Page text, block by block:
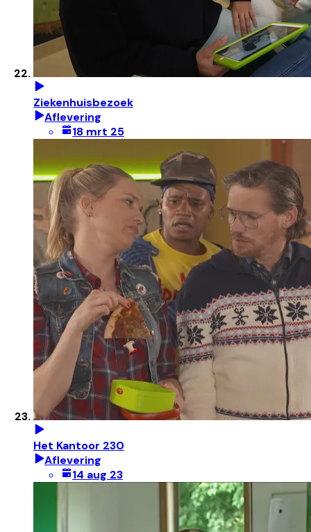
Ziekenhuisbezoek
Aflevering
18 mrt 25
Het Kantoor 230
Aflevering
14 aug 23